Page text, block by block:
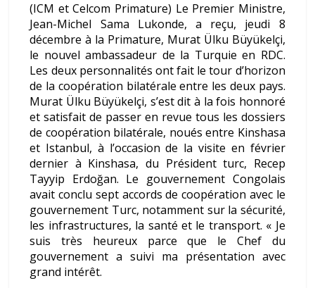
(ICM et Celcom Primature) Le Premier Ministre,
Jean-Michel Sama Lukonde, a reçu, jeudi 8
décembre à la Primature, Murat Ülku Büyükelçi,
le nouvel ambassadeur de la Turquie en RDC.
Les deux personnalités ont fait le tour d’horizon
de la coopération bilatérale entre les deux pays.
Murat Ülku Büyükelçi, s’est dit à la fois honnoré
et satisfait de passer en revue tous les dossiers
de coopération bilatérale, noués entre Kinshasa
et Istanbul, à l’occasion de la visite en février
dernier à Kinshasa, du Président turc, Recep
Tayyip Erdoğan. Le gouvernement Congolais
avait conclu sept accords de coopération avec le
gouvernement Turc, notamment sur la sécurité,
les infrastructures, la santé et le transport. « Je
suis très heureux parce que le Chef du
gouvernement a suivi ma présentation avec
grand intérêt.